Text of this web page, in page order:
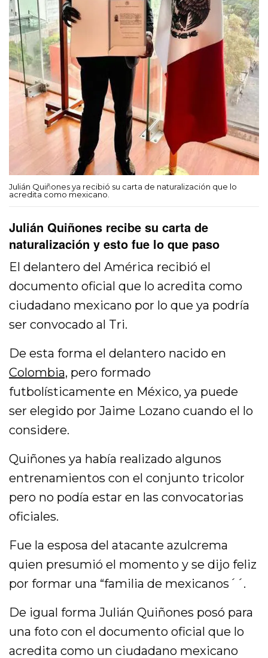
Julián Quiñones ya recibió su carta de naturalización que lo
acredita como mexicano.
Julián Quiñones recibe su carta de
naturalización y esto fue lo que paso
El delantero del América recibió el
documento oficial que lo acredita como
ciudadano mexicano por lo que ya podría
ser convocado al Tri.
De esta forma el delantero nacido en
Colombia, pero formado
futbolísticamente en México, ya puede
ser elegido por Jaime Lozano cuando el lo
considere.
Quiñones ya había realizado algunos
entrenamientos con el conjunto tricolor
pero no podía estar en las convocatorias
oficiales.
Fue la esposa del atacante azulcrema
quien presumió el momento y se dijo feliz
por formar una “familia de mexicanos´´.
De igual forma Julián Quiñones posó para
una foto con el documento oficial que lo
acredita como un ciudadano mexicano